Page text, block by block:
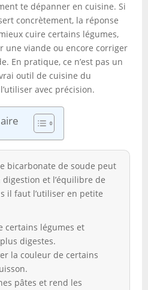
te dépanner en cuisine. Si
concrètement, la réponse
cuire certains légumes,
une viande ou encore corriger
En pratique, ce n’est pas un
outil de cuisine du
avec précision.
bicarbonate de soude peut
et l’équilibre de
il faut l’utiliser en petite
certains légumes et
digestes.
la couleur de certains
pâtes et rend les